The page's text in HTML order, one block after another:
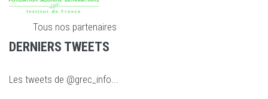
Tous nos partenaires
DERNIERS TWEETS
Les tweets de @grec_info...